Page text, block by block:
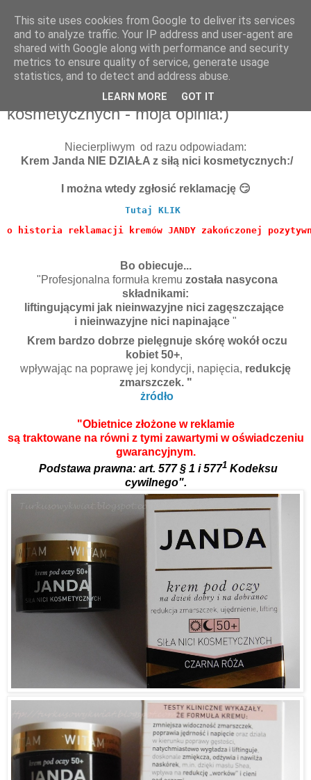
22 lutego 2016
Krem Janda nie działa z siłą nici
kosmetycznych - moja opinia:)
Niecierpliwym od razu odpowiadam:
Krem Janda NIE DZIAŁA z siłą nici kosmetycznych:/
I można wtedy zgłosić reklamację 😏
Tutaj KLIK
o historia reklamacji kremów JANDY zakończonej
Bo obiecuje...
"Profesjonalna formuła kremu została nasycona
składnikami:
liftingującymi jak nieinwazyjne nici zagęszczające
i nieinwazyjne nici napinające "
Krem bardzo dobrze pielęgnuje skórę wokół oczu
kobiet 50+,
wpływając na poprawę jej kondycji, napięcia, redukcję
zmarszczek. "
żródło
"Obietnice złożone w reklamie
są traktowane na równi z tymi zawartymi w oświadczeniu
gwarancyjnym.
Podstawa prawna: art. 577 § 1 i 5771 Kodeksu
cywilnego".
This site uses cookies from Google to deliver its services
and to analyze traffic. Your IP address and user-agent are
shared with Google along with performance and security
metrics to ensure quality of service, generate usage
statistics, and to detect and address abuse.
LEARN MORE GOT IT